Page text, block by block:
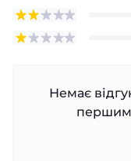
Немає
першим,